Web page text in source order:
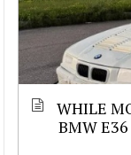
WHILE
BMW E36